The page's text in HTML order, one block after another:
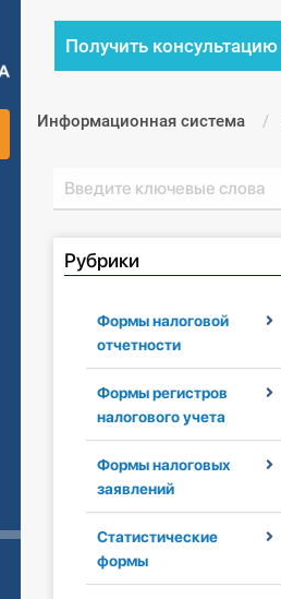
Получить консультацию
Информационная система
Рубрики
Формы налоговой
отчетности
Формы регистров
налогового учета
Формы налоговых
заявлений
Статистические
формы